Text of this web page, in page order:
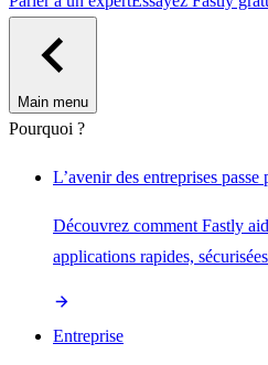
Main menu
Pourquoi ?
L’avenir des entreprises
Découvrez comment Fastly
applications rapides,
Entreprise